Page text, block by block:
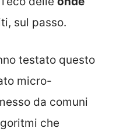
sul passo.
testato questo
micro-
da comuni
che